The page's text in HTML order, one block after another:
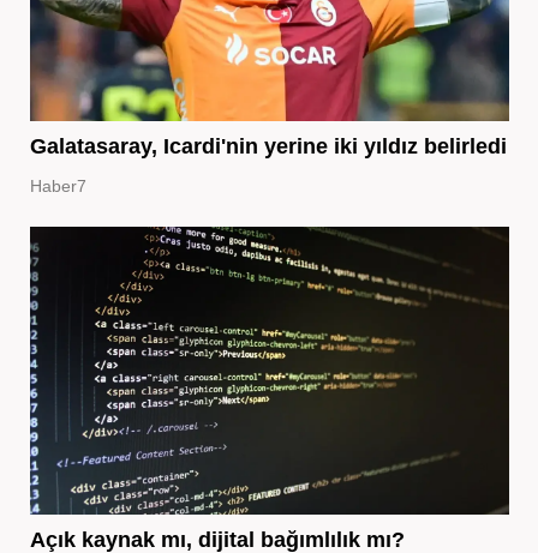
Galatasaray, Icardi'nin yerine iki yıldız belirledi
Haber7
Açık kaynak mı, dijital bağımlılık mı?